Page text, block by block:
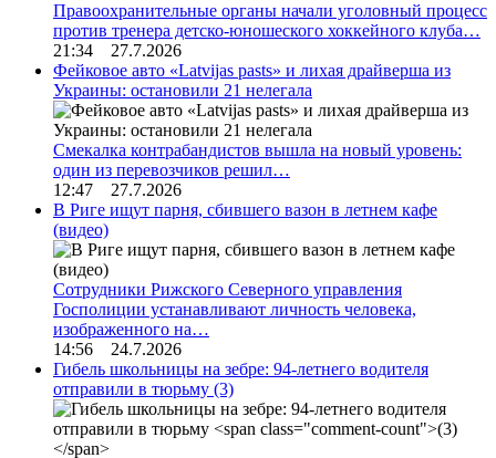
Правоохранительные органы начали уголовный процесс
против тренера детско-юношеского хоккейного клуба…
21:34 27.7.2026
Фейковое авто «Latvijas pasts» и лихая драйверша из
Украины: остановили 21 нелегала
Смекалка контрабандистов вышла на новый уровень:
один из перевозчиков решил…
12:47 27.7.2026
В Риге ищут парня, сбившего вазон в летнем кафе
(видео)
Сотрудники Рижского Северного управления
Госполиции устанавливают личность человека,
изображенного на…
14:56 24.7.2026
Гибель школьницы на зебре: 94-летнего водителя
отправили в тюрьму (3)